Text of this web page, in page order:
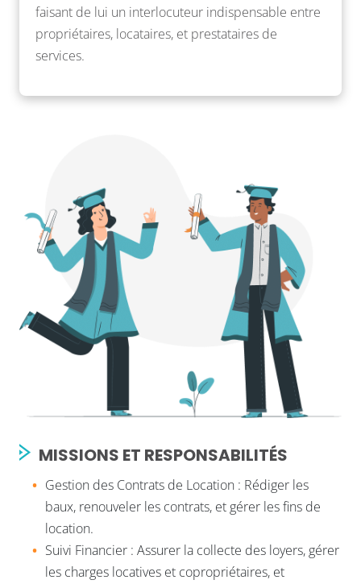
faisant de lui un interlocuteur indispensable entre
propriétaires, locataires, et prestataires de
services.
MISSIONS ET RESPONSABILITÉS
Gestion des Contrats de Location : Rédiger les
baux, renouveler les contrats, et gérer les fins de
location.
Suivi Financier : Assurer la collecte des loyers, gérer
les charges locatives et copropriétaires, et